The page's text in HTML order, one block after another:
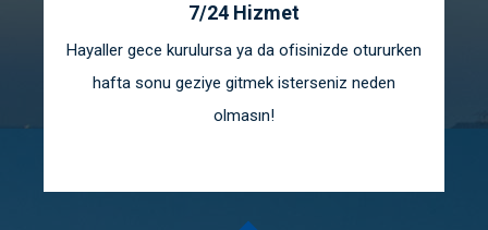
7/24 Hizmet
Hayaller gece kurulursa ya da ofisinizde otururken
hafta sonu geziye gitmek isterseniz neden
olmasın!